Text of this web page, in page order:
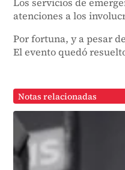
atenciones a los
Por fortuna, y a pesar
El evento quedó
Notas relacionadas